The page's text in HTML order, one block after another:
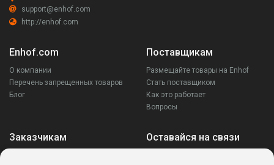
support@enhof.com
http://enhof.com
Enhof.com
О компании
Перечень запрещенных товаров
Блог
Поставщикам
Размещайте товары на Enhof
Стать поставщиком
Как это работает
Вопросы
Заказчикам Оставайся на связи